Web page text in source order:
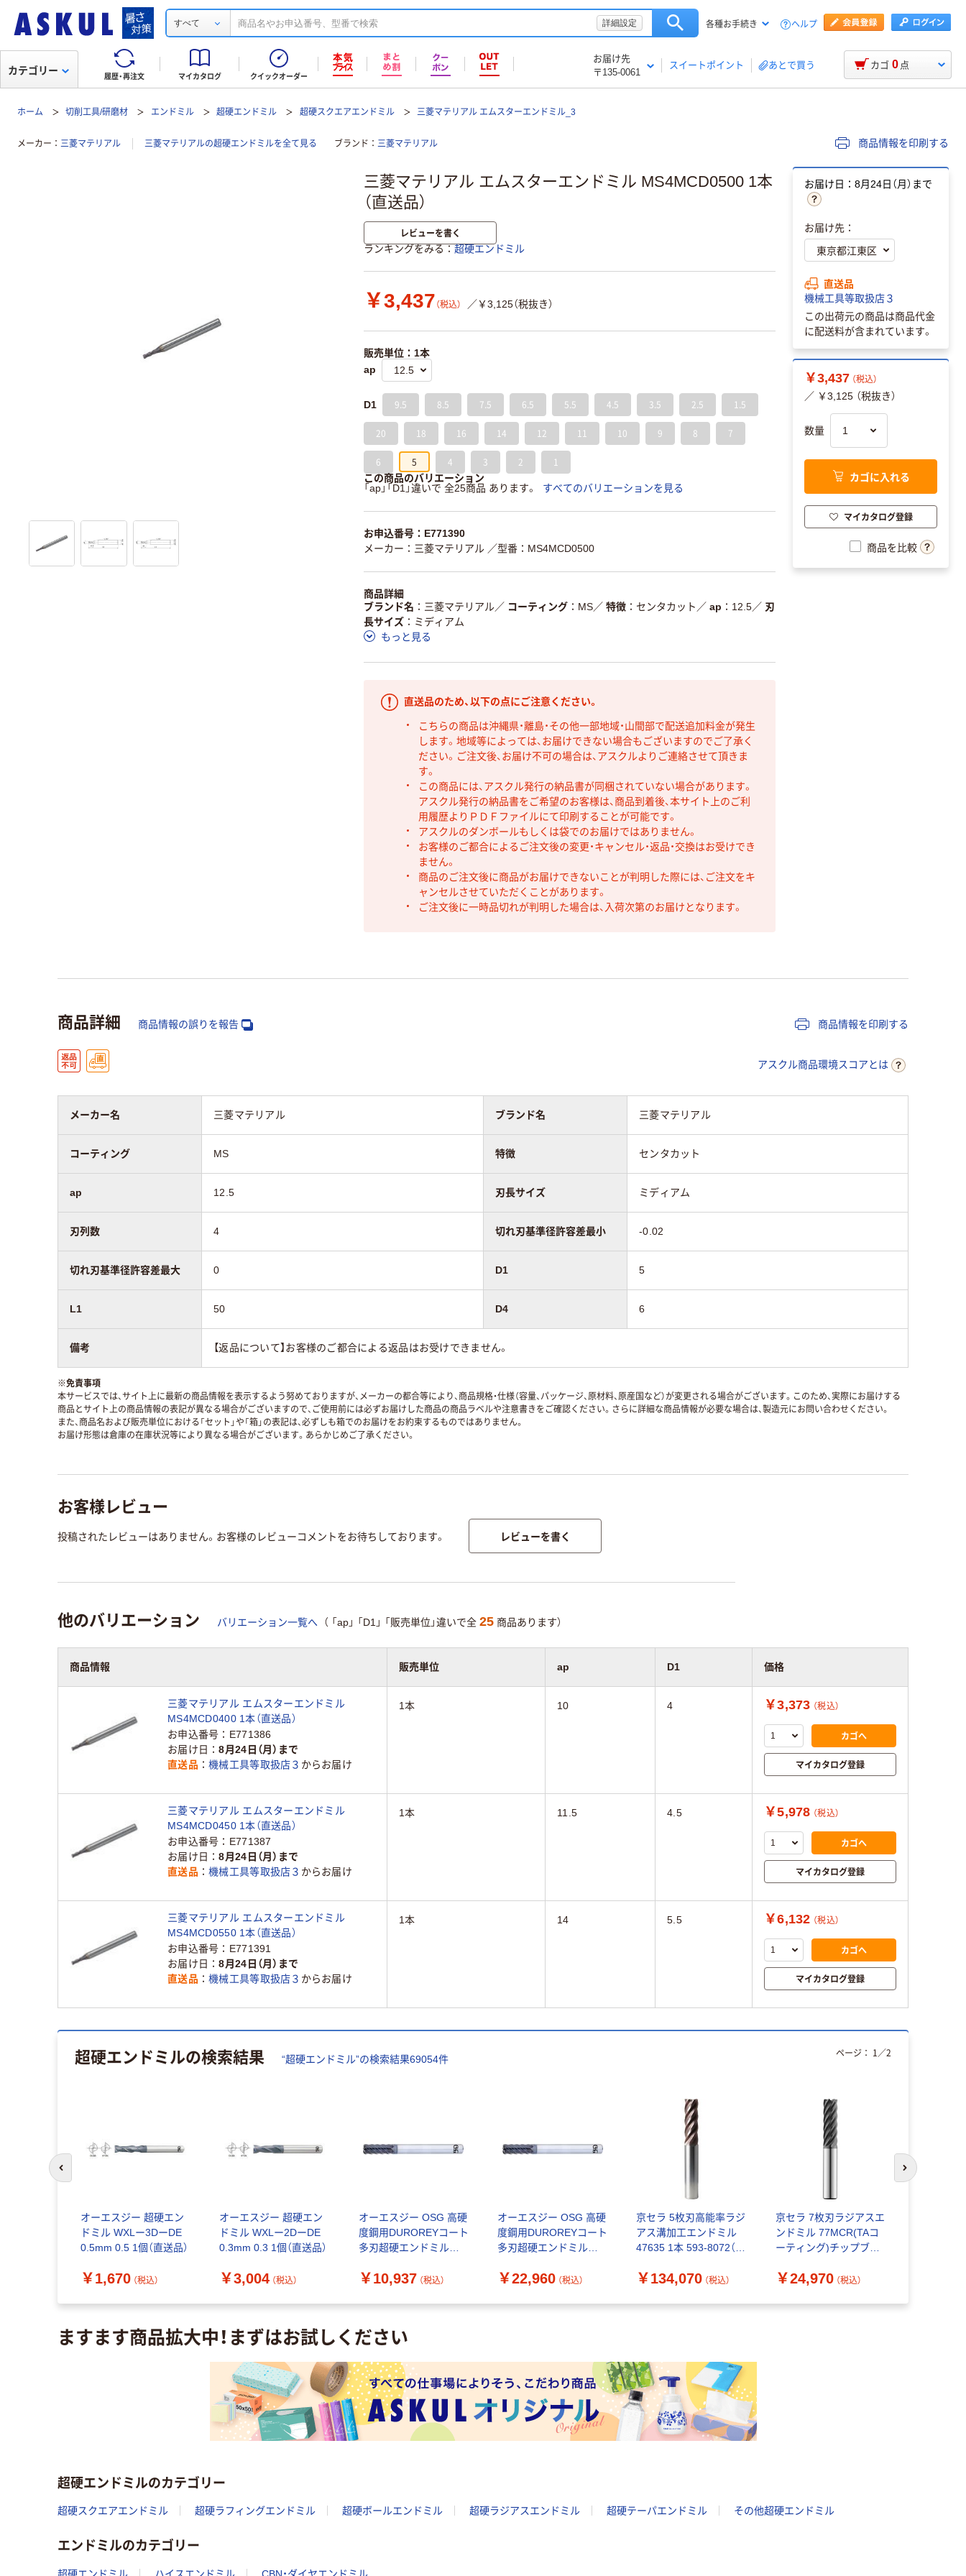
すべて 詳細設定 各種お手続き ヘルプ
履歴・再注文 マイカタログ クイックオーダー
お届け先
〒135-0061
スイートポイント あとで買う
カテゴリー カゴ 0 点
ホーム 切削工具/研磨材 エンドミル 超硬エンドミル 超硬スクエアエンドミル 三菱マテリアル エムスターエンドミル_3
メーカー 三菱マテリアル 三菱マテリアルの超硬エンドミルを全て見る ブランド 三菱マテリアル 商品情報を印刷する
三菱マテリアル エムスターエンドミル MS4MCD0500 1本
（直送品）
レビューを書く
ランキングをみる 超硬エンドミル
￥3,437 （税込） ／￥3,125（税抜き）
販売単位：1本
ap
D1 9.5 8.5 7.5 6.5 5.5 4.5 3.5 2.5 1.5
20 18 16 14 12 11 10 9 8 7
6 5 4 3 2 1
この商品のバリエーション
「ap」「D1」違いで 全25商品 あります。
すべてのバリエーションを見る
お申込番号：E771390
メーカー：三菱マテリアル ／型番：MS4MCD0500
商品詳細
ブランド名
三菱マテリアル／ コーティング MS／ 特徴 センタカット ／ ap 12.5／ 刃
長サイズ
ミディアム
もっと見る
直送品のため、以下の点にご注意ください。
こちらの商品は沖縄県・離島・その他一部地域・山間部で配送追加料金が発生
します。地域等によっては、お届けできない場合もございますのでご了承く
ださい。ご注文後、お届け不可の場合は、アスクルよりご連絡させて頂きま
す。
この商品には、アスクル発行の納品書が同梱されていない場合があります。
アスクル発行の納品書をご希望のお客様は、商品到着後、本サイト上のご利
用履歴よりＰＤＦファイルにて印刷することが可能です。
アスクルのダンボールもしくは袋でのお届けではありません。
お客様のご都合によるご注文後の変更・キャンセル・返品・交換はお受けでき
ません。
商品のご注文後に商品がお届けできないことが判明した際には、ご注文をキ
ャンセルさせていただくことがあります。
ご注文後に一時品切れが判明した場合は、入荷次第のお届けとなります。
お届け日：8月24日（月）まで
お届け先：
直送品
機械工具等取扱店３
この出荷元の商品は商品代金
に配送料が含まれています。
￥3,437 （税込）
／ ￥3,125 （税抜き）
数量
カゴに入れる
マイカタログ登録
商品を比較
商品詳細 商品情報の誤りを報告 商品情報を印刷する
アスクル商品環境スコアとは
メーカー名 三菱マテリアル ブランド名 三菱マテリアル
コーティング MS 特徴 センタカット
ap 12.5 刃長サイズ ミディアム
刃列数 4 切れ刃基準径許容差最小 -0.02
切れ刃基準径許容差最大 0 D1 5
L1 50 D4 6
備考 【返品について】お客様のご都合による返品はお受けできません。
※免責事項
本サービスでは、サイト上に最新の商品情報を表示するよう努めておりますが、メーカーの都合等により、商品規格・仕様（容量、パッケージ、原材料、原産国など）が変更される場合がございます。このため、実際にお届けする
商品とサイト上の商品情報の表記が異なる場合がございますので、ご使用前には必ずお届けした商品の商品ラベルや注意書きをご確認ください。さらに詳細な商品情報が必要な場合は、製造元にお問い合わせください。
また、商品名および販売単位における「セット」や「箱」の表記は、必ずしも箱でのお届けをお約束するものではありません。
お届け形態は倉庫の在庫状況等により異なる場合がございます。あらかじめご了承ください。
お客様レビュー
投稿されたレビューはありません。お客様のレビューコメントをお待ちしております。 レビューを書く
他のバリエーション バリエーション一覧へ （ 「ap」 「D1」 「販売単位」違いで全 25 商品あります）
商品情報 販売単位 ap D1 価格
三菱マテリアル エムスターエンドミル
MS4MCD0400 1本（直送品）
お申込番号
E771386
お届け日
8月24日（月）まで
直送品
機械工具等取扱店３ からお届け
1本 10 4 ￥3,373 （税込）
カゴへ
マイカタログ登録
三菱マテリアル エムスターエンドミル
MS4MCD0450 1本（直送品）
お申込番号
E771387
お届け日
8月24日（月）まで
直送品
機械工具等取扱店３ からお届け
1本 11.5 4.5 ￥5,978 （税込）
カゴへ
マイカタログ登録
三菱マテリアル エムスターエンドミル
MS4MCD0550 1本（直送品）
お申込番号
E771391
お届け日
8月24日（月）まで
直送品
機械工具等取扱店３ からお届け
1本 14 5.5 ￥6,132 （税込）
カゴへ
マイカタログ登録
超硬エンドミルの検索結果 “超硬エンドミル”の検索結果69054件
オーエスジー 超硬エン
ドミル WXLー3DーDE
0.5mm 0.5 1個（直送品）
￥1,670 （税込）
オーエスジー 超硬エン
ドミル WXLー2DーDE
0.3mm 0.3 1個（直送品）
￥3,004 （税込）
オーエスジー OSG 高硬
度鋼用DUROREYコート
多刃超硬エンドミルシ
6mm AE-MS-H 6XR0.5
￥10,937 （税込）
オーエスジー OSG 高硬
度鋼用DUROREYコート
多刃超硬エンドミルシ
12mm AE-MS-H
￥22,960 （税込）
京セラ 5枚刃高能率ラジ
アス溝加工エンドミル
47635 1本 593-8072（直
￥134,070 （税込）
京セラ 7枚刃ラジアスエ
ンドミル 77MCR(TAコ
ーティング)チップブレ
554-9751（直送品）
￥24,970 （税込）
ページ： 1 ／2
前のスライドへ 次のスライド
ますます商品拡大中！まずはお試しください
超硬エンドミルのカテゴリー
超硬スクエアエンドミル 超硬ラフィングエンドミル 超硬ボールエンドミル 超硬ラジアスエンドミル 超硬テーパエンドミル その他超硬エンドミル
エンドミルのカテゴリー